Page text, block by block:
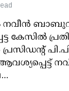
നവീന്‍
കേസില്‍